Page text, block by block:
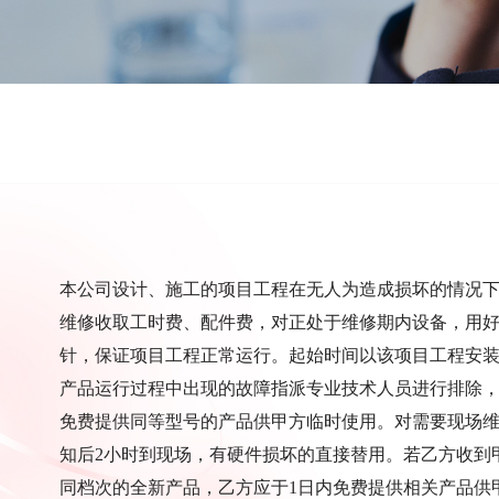
本公司设计、施工的项目工程在无人为造成损坏的情况
维修收取工时费、配件费，对正处于维修期内设备，用
针，保证项目工程正常运行。起始时间以该项目工程安
产品运行过程中出现的故障指派专业技术人员进行排除
免费提供同等型号的产品供甲方临时使用。对需要现场
知后2小时到现场，有硬件损坏的直接替用。若乙方收
同档次的全新产品，乙方应于1日内免费提供相关产品